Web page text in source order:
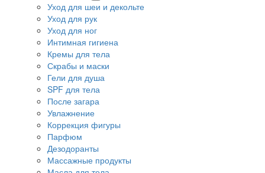
Уход для шеи и декольте
Уход для рук
Уход для ног
Интимная гигиена
Кремы для тела
Скрабы и маски
Гели для душа
SPF для тела
После загара
Увлажнение
Коррекция фигуры
Парфюм
Дезодоранты
Массажные продукты